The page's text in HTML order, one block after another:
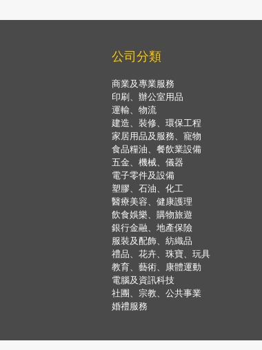
公司分類
商業及專業服務
印刷、辦公室用品
運輸、物流
建造、裝修、環保工程
家居用品及服務、寵物
食品糧油、餐飲業設備
五金、機械、儀器
電子零件及設備
塑膠、石油、化工
醫療美容、健康護理
飲食娛樂、購物旅遊
銀行金融、地產保險
服裝及配飾、紡織品
禮品、花卉、珠寶、玩具
教育、藝術、康體運動
電腦及資訊科技
社團、宗教、公共事業
婚禮服務